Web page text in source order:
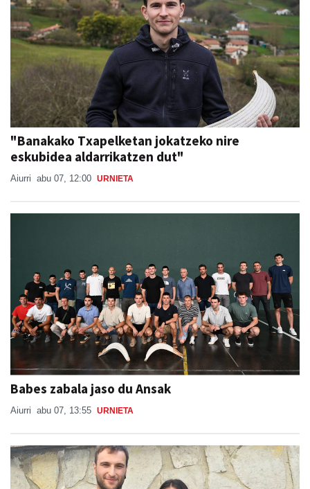
"Banakako Txapelketan jokatzeko nire
eskubidea aldarrikatzen dut"
Aiurri abu 07, 12:00 URNIETA
Babes zabala jaso du Ansak
Aiurri abu 07, 13:55 URNIETA